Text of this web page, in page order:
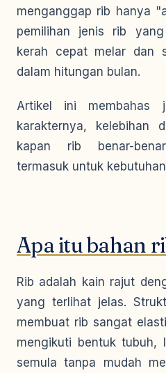
menganggap rib hanya
pemilihan jenis rib
kerah cepat melar dan
dalam hitungan bulan.
Artikel ini membahas
karakternya, kelebihan
kapan rib benar-
termasuk untuk
Apa itu bahan
Rib adalah kain rajut
yang terlihat jelas.
membuat rib sangat
mengikuti bentuk tubuh,
semula tanpa mudah